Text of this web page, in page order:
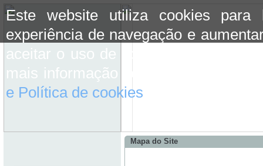
Este website utiliza cookies para
experiência de navegação e
aceitar o uso de cookies basta
mais informação consulte a
e Política de cookies
Mapa do Site